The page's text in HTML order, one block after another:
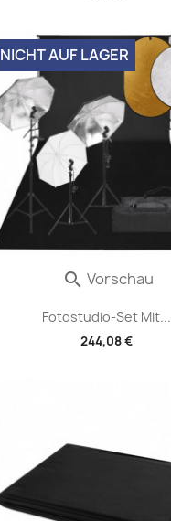
Fotostudio-Set Mit...
244,08 €
NICHT AUF LAGER
 Vorschau